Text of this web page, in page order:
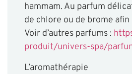
hammam. Au parfum
de chlore ou de brome
Voir d’autres parfums :
produit/univers-spa/
L’aromathérapie